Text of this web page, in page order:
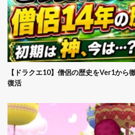
【ドラクエ10】僧侶の歴史をVer1から
復活